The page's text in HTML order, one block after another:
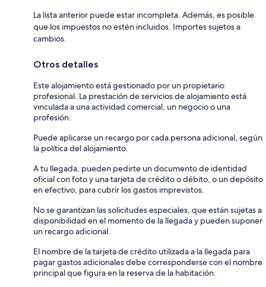
La lista anterior puede estar incompleta. Además, es posible
que los impuestos no estén incluidos. Importes sujetos a
cambios.
Otros detalles
Este alojamiento está gestionado por un propietario
profesional. La prestación de servicios de alojamiento está
vinculada a una actividad comercial, un negocio o una
profesión.
Puede aplicarse un recargo por cada persona adicional, según
la política del alojamiento.
A tu llegada, pueden pedirte un documento de identidad
oficial con foto y una tarjeta de crédito o débito, o un depósito
en efectivo, para cubrir los gastos imprevistos.
No se garantizan las solicitudes especiales, que están sujetas a
disponibilidad en el momento de la llegada y pueden suponer
un recargo adicional.
El nombre de la tarjeta de crédito utilizada a la llegada para
pagar gastos adicionales debe corresponderse con el nombre
principal que figura en la reserva de la habitación.